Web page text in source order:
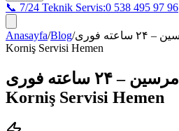
📞 7/24 Teknik Servis:0 538 495 97 96
Anasayfa/Blog/برقکار اورژانسی مرسین – ۲۴ ساعته فوری |
Korniş Servisi Hemen
برقکار اورژانسی مرسین – ۲۴ ساعته فوری |
Korniş Servisi Hemen